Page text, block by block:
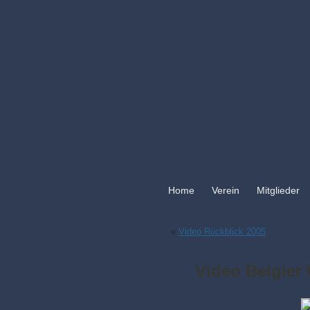
Home Verein Mitglieder
« Video Rückblick 2005
Video Belgier